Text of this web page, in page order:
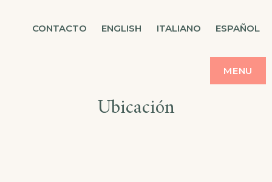
CASA BALMES
CONTACTO ENGLISH ITALIANO ESPAÑOL
MENU
Ubicación